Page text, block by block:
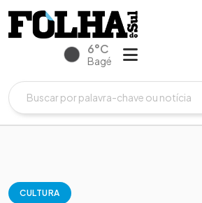
6°C
Bagé
CULTURA